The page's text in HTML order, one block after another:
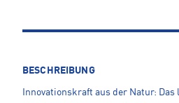
BESCHREIBUNG
Innovationskraft aus der Natur: Das